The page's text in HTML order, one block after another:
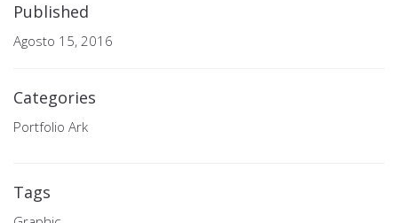
Published
Agosto 15, 2016
Categories
Portfolio Ark
Tags